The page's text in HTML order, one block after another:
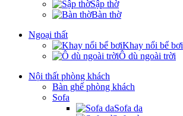
Sập thờ
Bàn thờ
Ngoại thất
Khay nổi bể bơi
Ô dù ngoài trời
Nội thất phòng khách
Bàn ghế phòng khách
Sofa
Sofa da